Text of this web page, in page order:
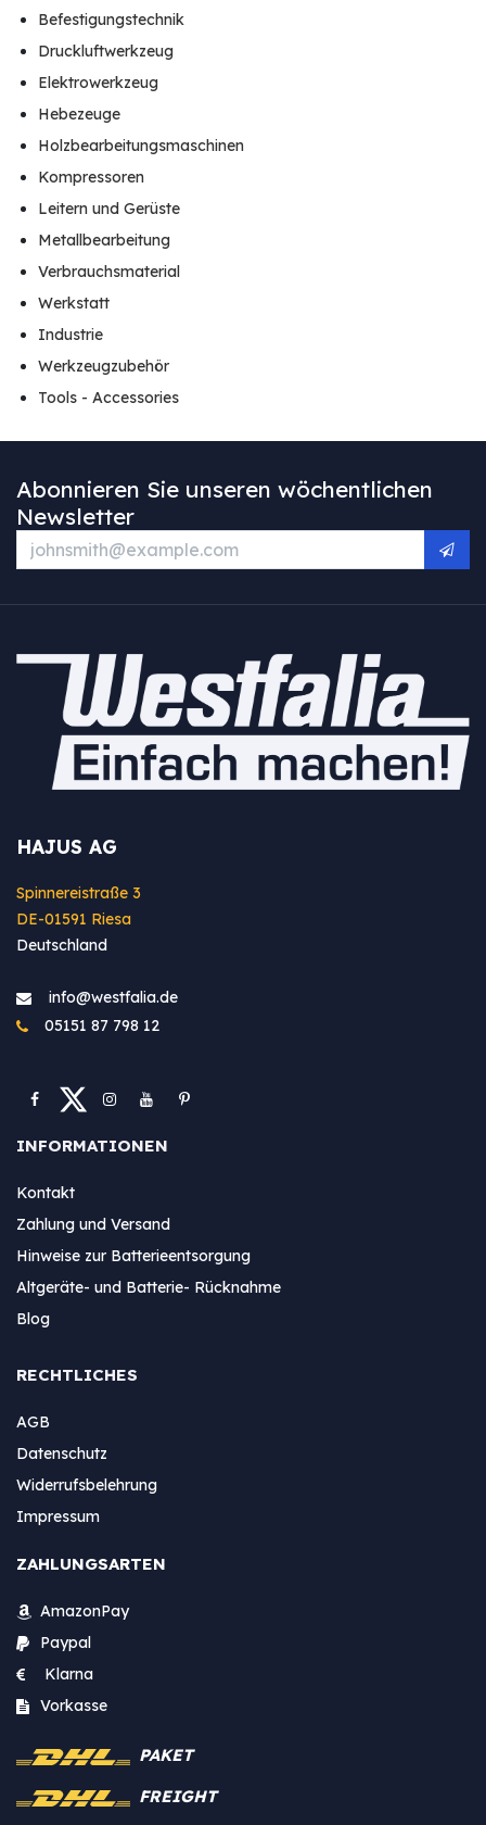
Befestigungstechnik
Druckluftwerkzeug
Elektrowerkzeug
Hebezeuge
Holzbearbeitungsmaschinen
Kompressoren
Leitern und Gerüste
Metallbearbeitung
Verbrauchsmaterial
Werkstatt
Industrie
Werkzeugzubehör
Tools - Accessories
Abonnieren Sie unseren wöchentlichen
Newsletter
HAJUS AG
Spinnereistraße 3
DE-01591 Riesa
Deutschland
info@westfa​lia.de
05151 87 798 12
INFORMATIONEN
Kontakt
Zahlung und Versand
Hinweise zur Batterieentsorgung
Altgeräte- und Batterie- Rücknahme
Blog
RECHTLICHES
AGB
Datenschutz
Widerrufsbelehrung
Impressum
ZAHLUNGSARTEN
AmazonPay
Paypal
Klarna
Vorkasse
PAKET
FREIGHT